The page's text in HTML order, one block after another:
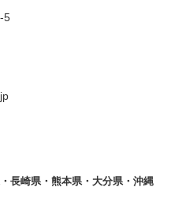
5
・長崎県・熊本県・大分県・沖縄